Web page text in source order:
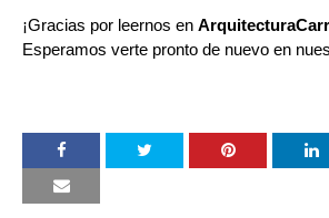
¡Gracias por leernos en
Esperamos verte pronto de nuevo en